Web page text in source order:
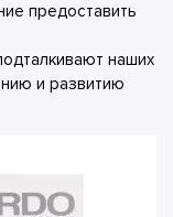
предоставить
наших
и развитию